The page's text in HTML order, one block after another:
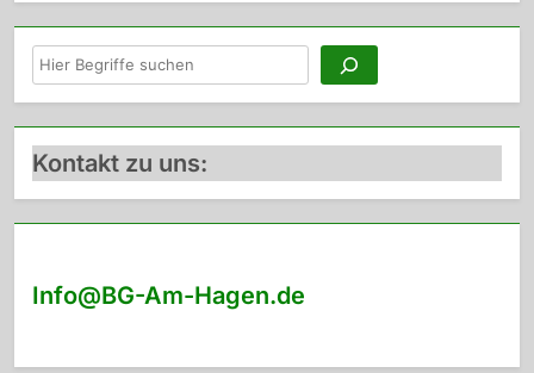
Suchen
Kontakt zu uns:
Info@BG-Am-Hagen.de